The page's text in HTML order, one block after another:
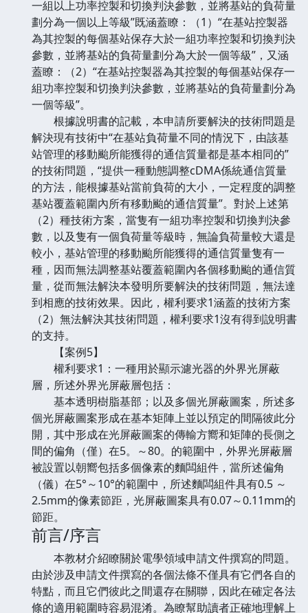
一組以上功率控製和切換判決參數，並將基站的負荷量
劃分為一個以上等級”既涵蓋瞭：（1）“在基站控製器
為其控製的每個基站保存大於一組功率控製和切換判決
參數，並將基站的負荷量劃分為大於一個等級”，又涵
蓋瞭：（2）“在基站控製器為其控製的每個基站保存一
組功率控製和切換判決參數，並將基站的負荷量劃分為
一個等級”。
根據說明書的記載，本申請所要解決的技術問題是
解決現有技術中“在基站負荷量不同的情況下，由該基
站管理的移動颱所能獲得的通信質量都是基本相同的”
的技術問題，“提供一種動態調整cDMA係統通信質量
的方法，能根據基站當前負荷的大小，一定程度的調整
基站覆蓋範圍內所有移動颱的通信質量”。對於上述第
（2）種技術方案，當隻有一組功率控製和切換判決參
數，以及隻有一個負荷量等級時，無論負荷量較大還是
較小，基站管理的移動颱所能獲得的通信質量隻有一
種，因而無法調整基站覆蓋範圍內各個移動颱的通信質
量，從而無法解決本發明所要解決的技術問題，無法達
到相應的技術效果。因此，權利要求1涵蓋的技術方案
（2）無法解決其技術問題，權利要求1沒有得到說明書
的支持。
【案例5】
權利要求1：一種用於顯示濾光器的外界光屏蔽
層，所述外界光屏蔽層包括：
基本透明樹脂基部；以及多個光屏蔽圖案，所述多
個光屏蔽圖案形成在基本矩陣上並以預定的間隔彼此分
開，其中形成在光屏蔽圖案的傳輸方嚮和矩陣的長側之
間的偏角（僅）在5。～80。的範圍中，外界光屏蔽層
被設置以朝嚮包括多個像素的麵闆組件，當所述偏角
（儀）在5°～10°的範圍中，所述麵闆組件具有0.5 ～
2.5mm的像素節距，光屏蔽圖案具有0.07～0.11mm的
節距。
前言/序言
本教材介紹瞭關於電學領域申請文件撰寫的問題。
由於涉及申請文件撰寫的各個法條不僅具有它們各自的
特點，而且它們彼此之間還存在關聯，因此在確定各法
條的適用範圍時容易混淆。為瞭幫助讀者正確地理解上